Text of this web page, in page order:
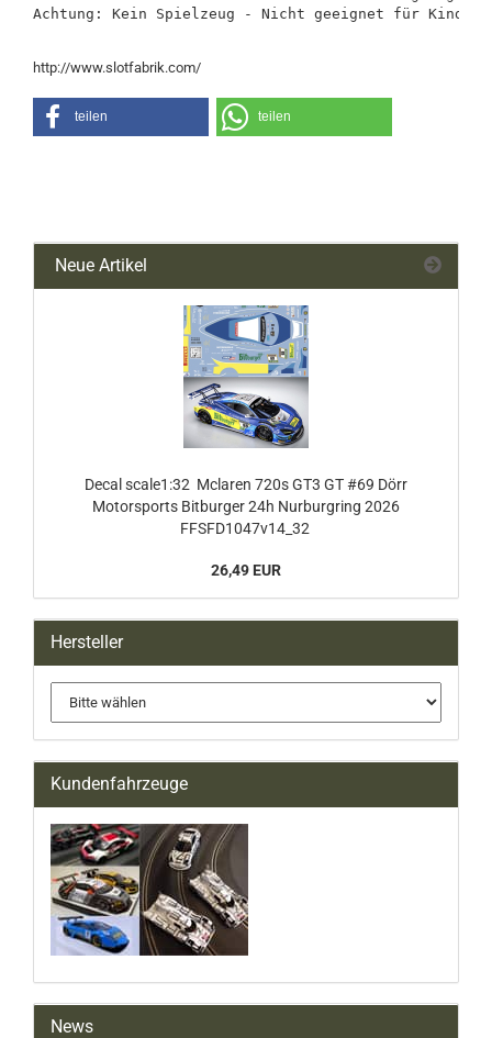
Achtung: Kein Spielzeug - Nicht geeignet für Kinder
http://www.slotfabrik.com/
teilen teilen
Neue Artikel
Decal scale1:32 Mclaren 720s GT3 GT #69 Dörr
Motorsports Bitburger 24h Nurburgring 2026
FFSFD1047v14_32
26,49 EUR
Hersteller
Kundenfahrzeuge
News